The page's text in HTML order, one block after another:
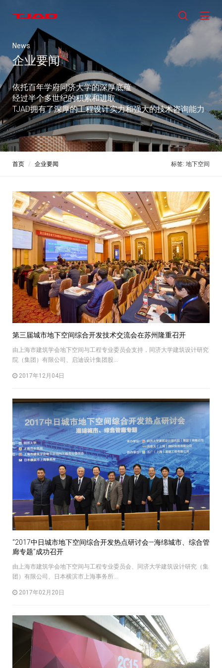
News
企业要闻
依托百年学府同济大学的深厚底蕴
经过半个多世纪的积累和进取
TJAD拥有了深厚的工程设计实力和强大的技术咨询能力
首页 企业要闻 标签: 地下空间
第三届城市地下空间综合开发技术交流会在苏州隆重召开
由上海市建筑学会地下空间与工程专业委员会支持，同济大学建筑设计研究
院（集团）有限公司、启迪设计集团股...
2017年12月04日
“2017中日城市地下空间综合开发热点研讨会—海绵城市、综合管
廊专题”成功召开
由上海市建筑学会地下空间与工程专业委员会、同济大学建筑设计研究（集
团）有限公司、日本横滨市上海事务所...
2017年02月20日